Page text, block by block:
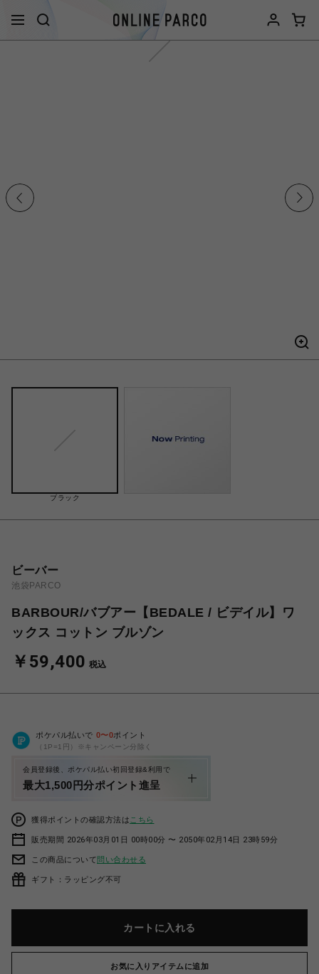
ブラック
ビーバー
池袋PARCO
BARBOUR/バブアー【BEDALE / ビデイル】ワ
ックス コットン ブルゾン
￥59,400 税込
ポケパル払いで 0〜0ポイント
（1P=1円）※キャンペーン分除く
会員登録後、ポケパル払い初回登録&利用で
最大1,500円分ポイント進呈
獲得ポイントの確認方法は こちら
販売期間 2026年03月01日 00時00分 〜 2050年02月14日 23時59分
この商品について問い合わせる
ギフト：ラッピング不可
カートに入れる
お気に入りアイテムに追加